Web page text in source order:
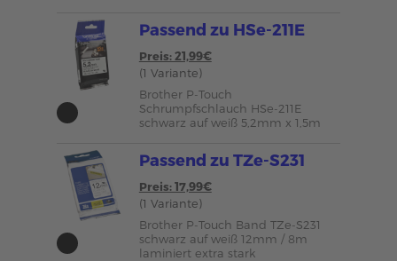
Passend zu HSe-211E
Preis: 21,99€
(1 Variante)
Brother P-Touch
Schrumpfschlauch HSe-211E
schwarz auf weiß 5,2mm x 1,5m
Passend zu TZe-S231
Preis: 17,99€
(1 Variante)
Brother P-Touch Band TZe-S231
schwarz auf weiß 12mm / 8m
laminiert extra stark